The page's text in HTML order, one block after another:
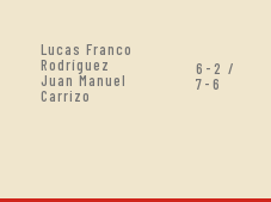
Lucas Franco
Rodríguez
Juan Manuel
Carrizo
6-2 /
7-6